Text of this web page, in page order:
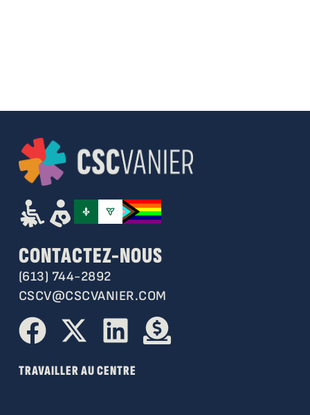
CONTACTEZ-NOUS
(613) 744-2892
CSCV@CSCVANIER.COM
TRAVAILLER AU CENTRE